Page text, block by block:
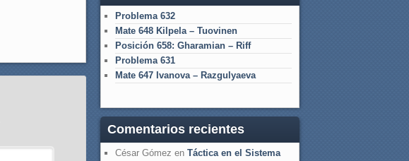
Problema 632
Mate 648 Kilpela – Tuovinen
Posición 658: Gharamian – Riff
Problema 631
Mate 647 Ivanova – Razgulyaeva
Comentarios recientes
César Gómez en Táctica en el Sistema